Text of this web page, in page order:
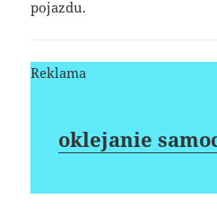
pojazdu.
Reklama
oklejanie